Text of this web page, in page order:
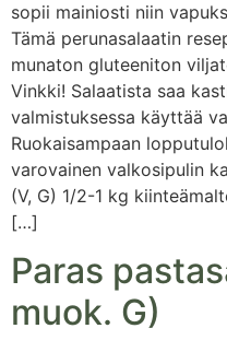
sopii mainiosti niin
Tämä perunasalaatin
munaton gluteeniton
Vinkki! Salaatista saa
valmistuksessa käyttää
Ruokaisampaan
varovainen valkosipulin
(V, G) 1/2-1 kg
[…]
Paras
muok. G)